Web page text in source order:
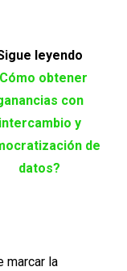
leyendo
obtener
con
intercambio y
de
datos?
marcar la